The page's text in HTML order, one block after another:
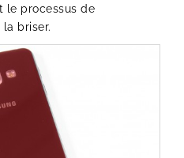
le processus de
briser.